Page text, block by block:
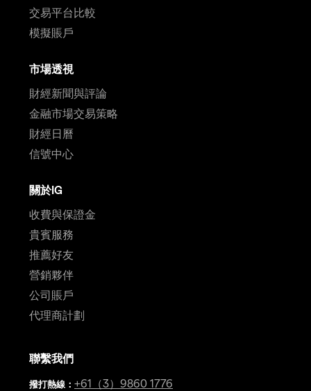
交易平台比較
模擬賬戶
市場透視
財經新聞與評論
金融市場交易策略
財經日曆
信號中心
關於IG
收費與保證金
貴賓服務
推薦好友
營銷夥伴
公司賬戶
代理商計劃
聯繫我們
撥打熱線 ： +61（3）9860 1776